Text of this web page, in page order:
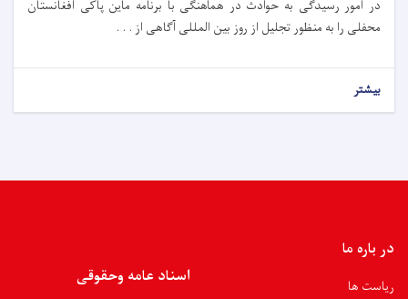
در امور رسیدگی به حوادث در همآهنگی با برنامه ماین پاکی افغانستان
محفلی را به منظور تجلیل از روز بین المللی آگاهی از . . .
بیشتر
در باره ما
ریاست ها
اسناد عامه وحقوقی